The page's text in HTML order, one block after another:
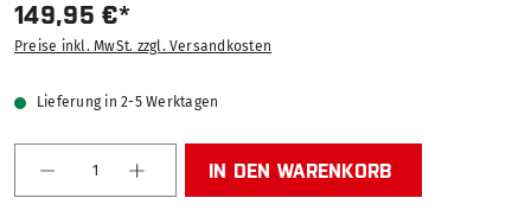
149,95 €*
Preise inkl. MwSt. zzgl. Versandkosten
Lieferung in 2-5 Werktagen
Produkt Anzahl: Gib den gewünschten Wert ein
IN DEN WARENKORB